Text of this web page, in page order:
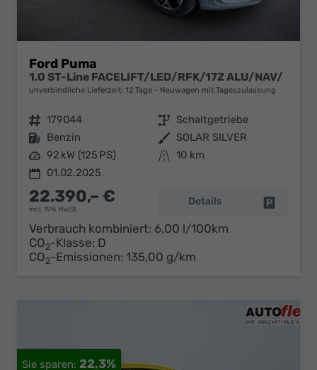
Ford Puma
1.0 ST-Line FACELIFT/LED/RFK/17Z ALU/NAV/
unverbindliche Lieferzeit: 12 Tage Neuwagen mit Tageszulassung
Fahrzeugnr. 179044 Getriebe Schaltgetriebe
Kraftstoff Benzin Außenfarbe SOLAR SILVER
Leistung 92 kW (125 PS) Kilometerstand 10 km
01.02.2025
22.390,– €
incl. 19% MwSt.
Details
Verbrauch kombiniert: 6,00 l/100km
CO2-Klasse: D
CO2-Emissionen: 135,00 g/km
22,3%